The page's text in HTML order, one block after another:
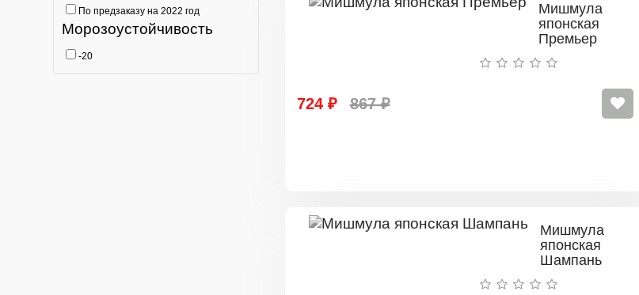
По предзаказу на 2022 год
Морозоустойчивость
-20
Мишмула
японская
Премьер
724 ₽ 867 ₽
Мишмула
японская
Шампань